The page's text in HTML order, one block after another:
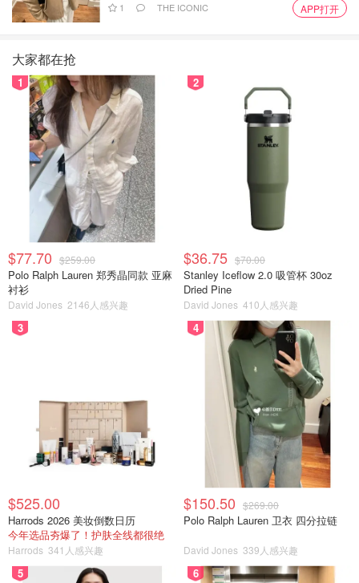
1 THE ICONIC APP打开
大家都在抢
1
$77.70 $259.00
Polo Ralph Lauren 郑秀晶同款 亚麻
衬衫
David Jones 2146人感兴趣
2
$36.75 $70.00
Stanley Iceflow 2.0 吸管杯 30oz
Dried Pine
David Jones 410人感兴趣
3
$525.00
Harrods 2026 美妆倒数日历
今年选品夯爆了！护肤全线都很绝
Harrods 341人感兴趣
4
$150.50 $269.00
Polo Ralph Lauren 卫衣 四分拉链
David Jones 339人感兴趣
5 6